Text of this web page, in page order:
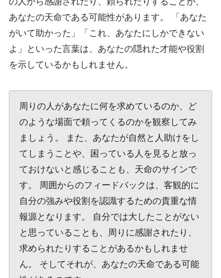
あなたの天命である可能性があります。 「あなた
がいて助かった」「これ、あなたにしかできない
よ」といった言葉は、あなたの隠れた才能や役割
を示しているかもしれません。
周りの人があなたに何を求めているのか、ど
のような場面で頼ってくるのかを観察してみ
ましょう。 また、あなたが自然と人助けをし
てしまうことや、困っている人を見ると放っ
ておけないと感じることも、天命のサインで
す。 周囲からのフィードバックは、客観的に
自分の強みや役割を認識するための貴重な情
報源となります。 自分では大したことがない
と思っていることも、周りに感謝されたり、
求められたりすることがあるかもしれませ
ん。 そしてそれが、あなたの天命である可能